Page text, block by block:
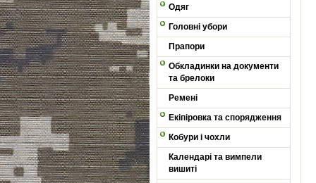
Одяг
Головні убори
Прапори
Обкладинки на документи
та брелоки
Ремені
Екіпіровка та спорядження
Кобури і чохли
Календарі та вимпели
вишиті